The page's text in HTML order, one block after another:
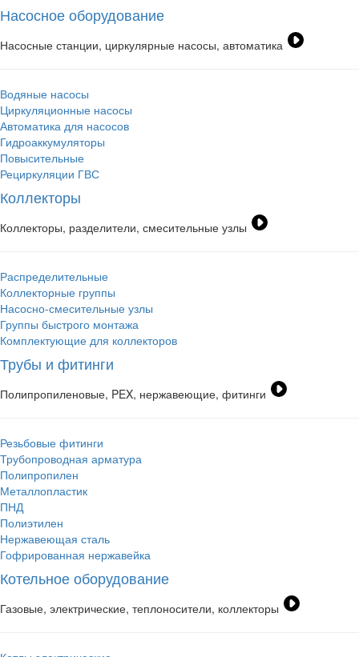
Насосное оборудование
Насосные станции, циркулярные насосы, автоматика
Водяные насосы
Циркуляционные насосы
Автоматика для насосов
Гидроаккумуляторы
Повысительные
Рециркуляции ГВС
Коллекторы
Коллекторы, разделители, смесительные узлы
Распределительные
Коллекторные группы
Насосно-смесительные узлы
Группы быстрого монтажа
Комплектующие для коллекторов
Трубы и фитинги
Полипропиленовые, PEX, нержавеющие, фитинги
Резьбовые фитинги
Трубопроводная арматура
Полипропилен
Металлопластик
ПНД
Полиэтилен
Нержавеющая сталь
Гофрированная нержавейка
Котельное оборудование
Газовые, электрические, теплоносители, коллекторы